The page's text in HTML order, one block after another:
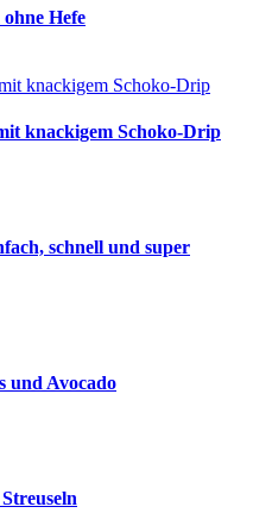
Hefe
knackigem Schoko-Drip
schnell und super
und Avocado